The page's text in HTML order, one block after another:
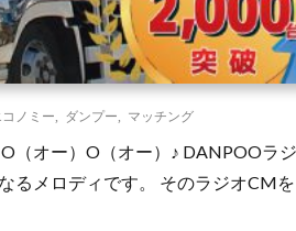
ノミー ダンプー マッチング
（オー）O（オー）♪ DANPOOラ
るメロディです。 そのラジオCM